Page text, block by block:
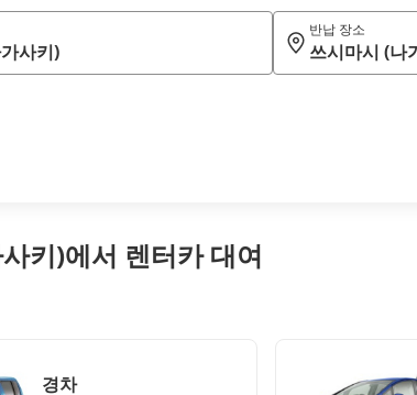
키)에서 렌터카 대여
반납 장소
경차